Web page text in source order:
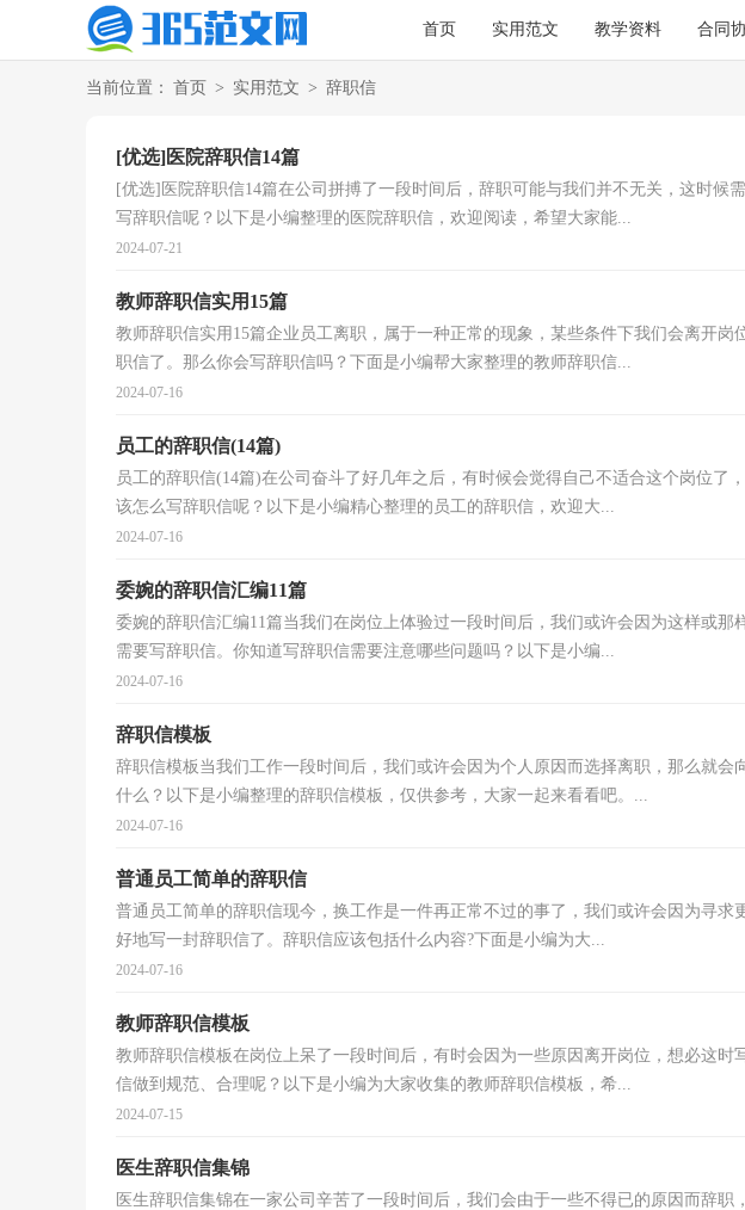
首页 实用范文 教学资料 合同
当前位置： 首页 > 实用范文 > 辞职信
[优选]医院辞职信14篇
[优选]医院辞职信14篇在公司拼搏了一段时间后，辞职可能与我们并不无关，这时候
写辞职信呢？以下是小编整理的医院辞职信，欢迎阅读，希望大家能...
2024-07-21
教师辞职信实用15篇
教师辞职信实用15篇企业员工离职，属于一种正常的现象，某些条件下我们会离开岗
职信了。那么你会写辞职信吗？下面是小编帮大家整理的教师辞职信...
2024-07-16
员工的辞职信(14篇)
员工的辞职信(14篇)在公司奋斗了好几年之后，有时候会觉得自己不适合这个岗位了
该怎么写辞职信呢？以下是小编精心整理的员工的辞职信，欢迎大...
2024-07-16
委婉的辞职信汇编11篇
委婉的辞职信汇编11篇当我们在岗位上体验过一段时间后，我们或许会因为这样或那
需要写辞职信。你知道写辞职信需要注意哪些问题吗？以下是小编...
2024-07-16
辞职信模板
辞职信模板当我们工作一段时间后，我们或许会因为个人原因而选择离职，那么就会
什么？以下是小编整理的辞职信模板，仅供参考，大家一起来看看吧。...
2024-07-16
普通员工简单的辞职信
普通员工简单的辞职信现今，换工作是一件再正常不过的事了，我们或许会因为寻求
好地写一封辞职信了。辞职信应该包括什么内容?下面是小编为大...
2024-07-16
教师辞职信模板
教师辞职信模板在岗位上呆了一段时间后，有时会因为一些原因离开岗位，想必这时
信做到规范、合理呢？以下是小编为大家收集的教师辞职信模板，希...
2024-07-15
医生辞职信集锦
医生辞职信集锦在一家公司辛苦了一段时间后，我们会由于一些不得已的原因而辞职